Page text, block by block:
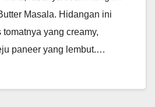
Masala. Hidangan ini
yang creamy,
paneer yang lembut.…